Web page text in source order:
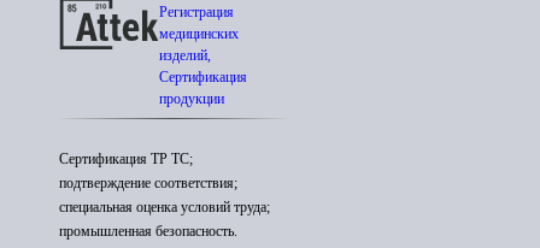
Регистрация
медицинских
изделий,
Сертификация
продукции
Сертификация ТР ТС;
подтверждение соответствия;
специальная оценка условий труда;
промышленная безопасность.